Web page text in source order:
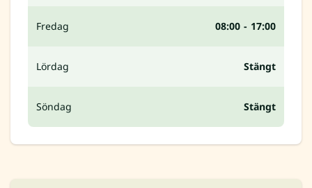
Fredag 08:00 - 17:00
Lördag Stängt
Söndag Stängt